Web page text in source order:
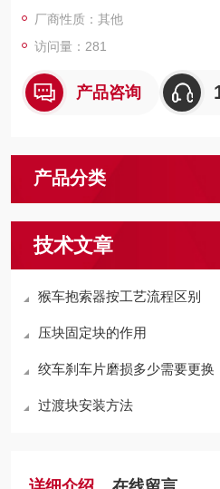
厂商性质：其他
访问量：281
产品咨询
产品分类
技术文章
猴车抱索器按工艺流程区别
压块固定块的作用
绞车刹车片磨损多少需要更换
过渡块安装方法